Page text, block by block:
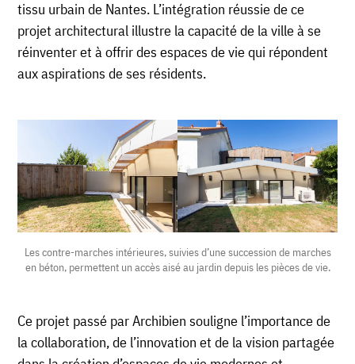
tissu urbain de Nantes. L’intégration réussie de ce
projet architectural illustre la capacité de la ville à se
réinventer et à offrir des espaces de vie qui répondent
aux aspirations de ses résidents.
Les contre-marches intérieures, suivies d’une succession de marches
en béton, permettent un accès aisé au jardin depuis les pièces de vie.
Ce projet passé par Archibien souligne l’importance de
la collaboration, de l’innovation et de la vision partagée